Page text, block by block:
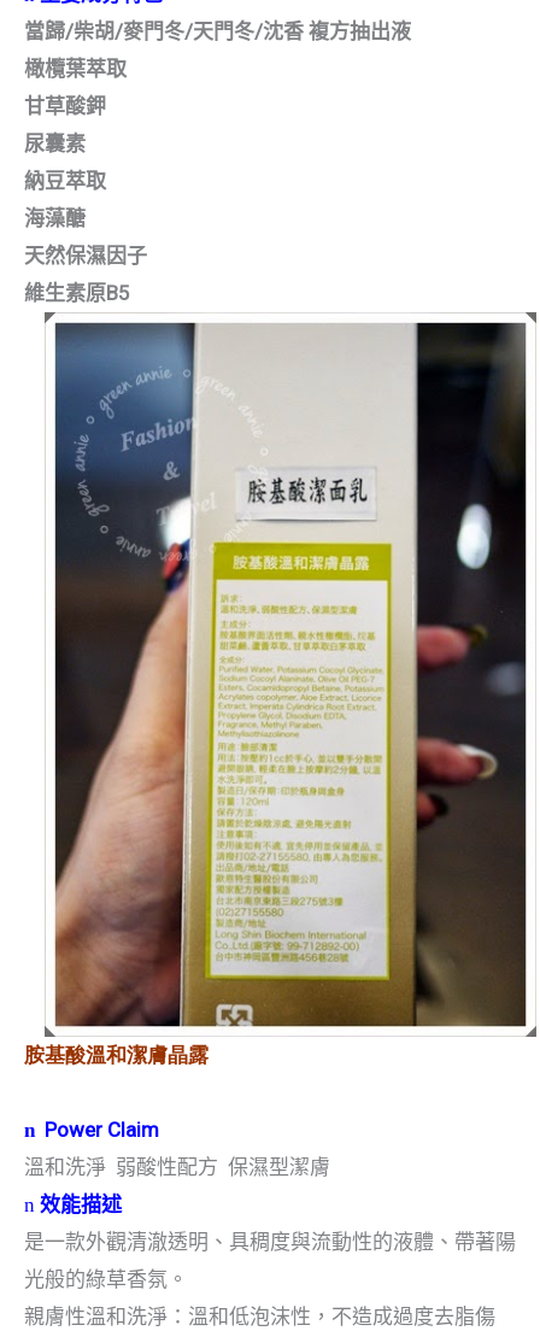
當歸/柴胡/麥門冬/天門冬/沈香 複方抽出液
橄欖葉萃取
甘草酸鉀
尿囊素
納豆萃取
海藻醣
天然保濕因子
維生素原B5
胺基酸溫和潔膚晶露
nPower Claim
溫和洗淨 弱酸性配方 保濕型潔膚
n 效能描述
是一款外觀清澈透明、具稠度與流動性的液體、帶著陽
光般的綠草香氛。
親膚性溫和洗淨： 溫和低泡沫性，不造成過度去脂傷